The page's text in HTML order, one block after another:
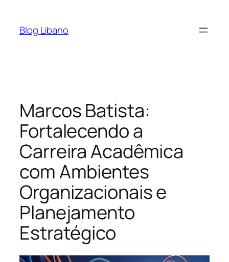
Blog Libano
Marcos Batista:
Fortalecendo a
Carreira Acadêmica
com Ambientes
Organizacionais e
Planejamento
Estratégico